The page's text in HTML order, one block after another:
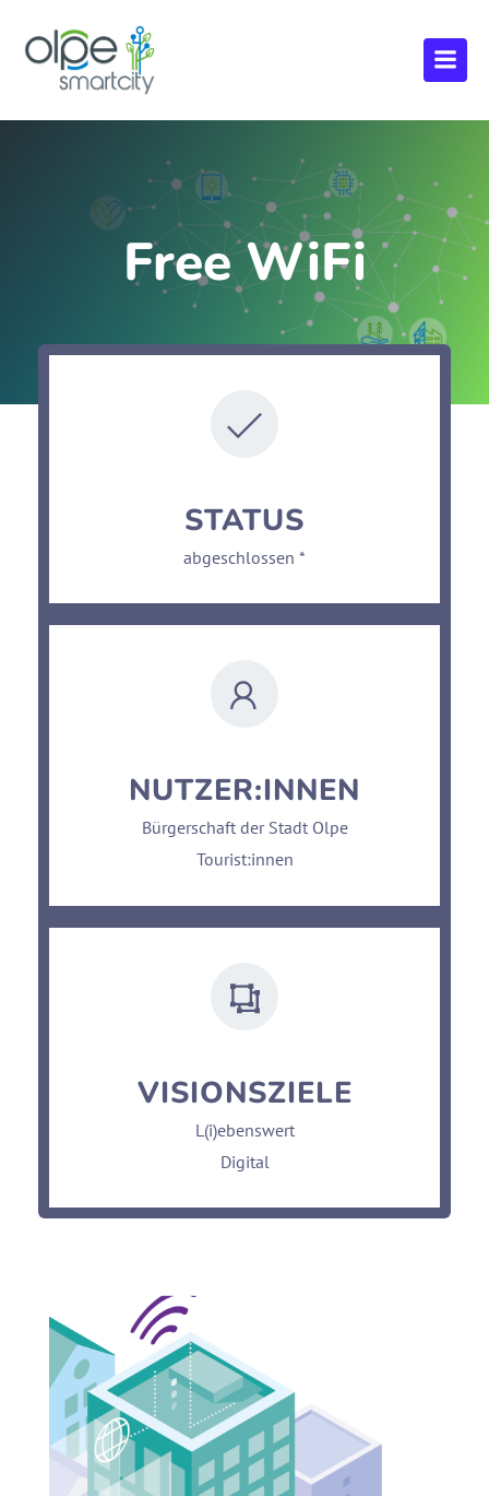
Free WiFi
STATUS
abgeschlossen *
NUTZER:INNEN
Bürgerschaft der Stadt Olpe
Tourist:innen
VISIONSZIELE
L(i)ebenswert
Digital